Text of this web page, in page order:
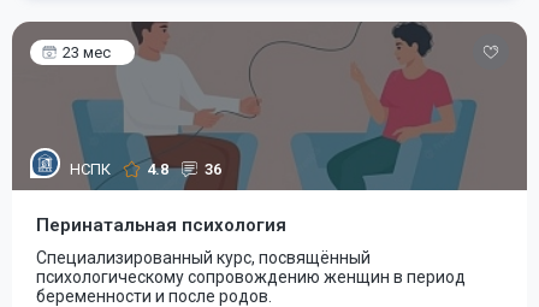
23 мес
НСПК 4.8 36
Перинатальная психология
Специализированный курс, посвящённый
психологическому сопровождению женщин в период
беременности и после родов.